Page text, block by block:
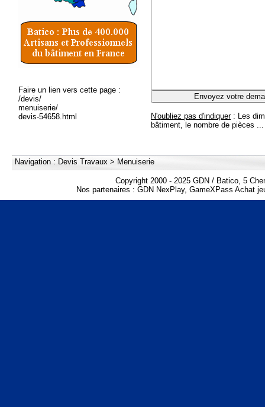
Faire un lien vers cette page :
/devis/
menuiserie/
devis-54658.html
N'oubliez pas d'indiquer: Les
bâtiment, le nombre de pièces ...
Navigation : Devis Travaux > Menuiserie
Copyright 2000 - 2025 GDN / Batico, 5
Nos partenaires : GDN NexPlay, GameXPass Achat